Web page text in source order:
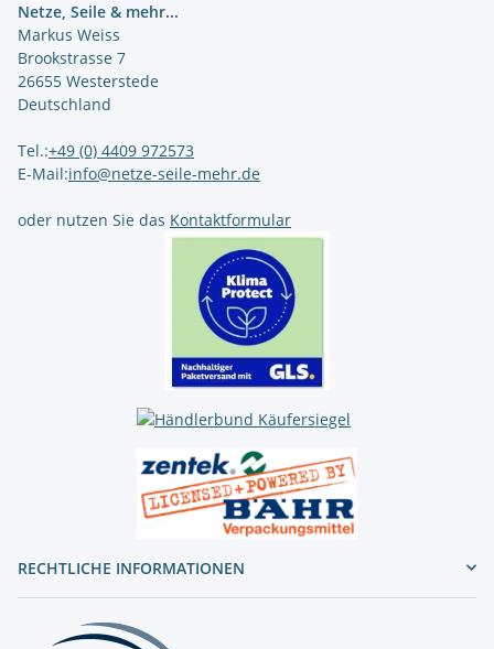
Netze, Seile & mehr...
Markus Weiss
Brookstrasse 7
26655 Westerstede
Deutschland
Tel.:+49 (0) 4409 972573
E-Mail:info@netze-seile-mehr.de
oder nutzen Sie das Kontaktformular
RECHTLICHE INFORMATIONEN